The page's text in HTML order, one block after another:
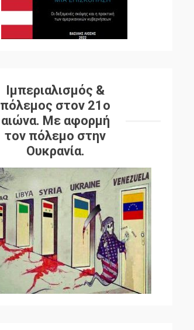
Ιμπεριαλισμός &
πόλεμος στον 21ο
αιώνα. Mε αφορμή
τον πόλεμο στην
Ουκρανία.